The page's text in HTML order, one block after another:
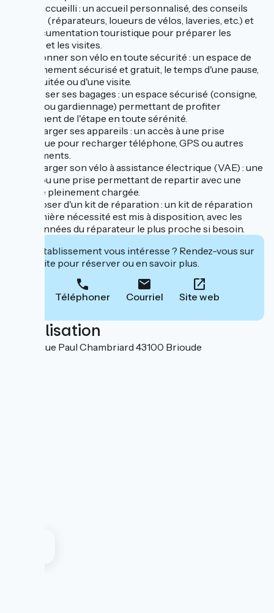
➤ Être accueilli : un accueil personnalisé, des conseils
adaptés (réparateurs, loueurs de vélos, laveries, etc.) et
une documentation touristique pour préparer les
balades et les visites.
➤ Stationner son vélo en toute sécurité : un espace de
stationnement sécurisé et gratuit, le temps d'une pause,
d'une nuitée ou d'une visite.
➤ Déposer ses bagages : un espace sécurisé (consigne,
casiers ou gardiennage) permettant de profiter
pleinement de l'étape en toute sérénité.
➤ Recharger ses appareils : un accès à une prise
électrique pour recharger téléphone, GPS ou autres
équipements.
➤ Recharger son vélo à assistance électrique (VAE) : une
borne ou une prise permettant de repartir avec une
batterie pleinement chargée.
➤ Disposer d'un kit de réparation : un kit de réparation
de première nécessité est mis à disposition, avec les
coordonnées du réparateur le plus proche si besoin.
Cet établissement vous intéresse ? Rendez-vous sur
leur site pour réserver ou en savoir plus.
Téléphoner Courriel Site web
Localisation
10 Avenue Paul Chambriard 43100 Brioude